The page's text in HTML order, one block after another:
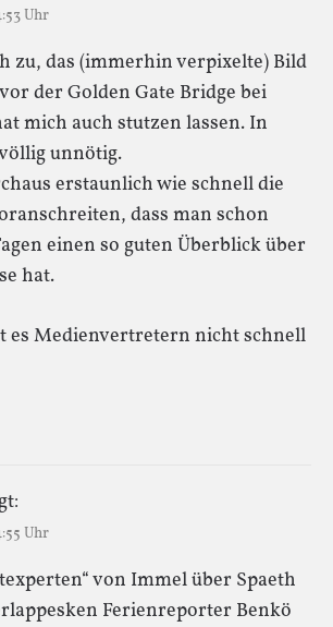
Uhr
zu, das (immerhin verpixelte) Bild
der Golden Gate Bridge bei
mich auch stutzen lassen. In
unnötig.
erstaunlich wie schnell die
dass man schon
einen so guten Überblick über
hat.
es Medienvertretern nicht schnell
Uhr
von Immel über Spaeth
Ferienreporter Benkö